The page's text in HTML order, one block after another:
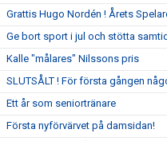
Grattis Hugo Nordén ! Årets
Ge bort sport i jul och stötta
Kalle "målares" Nilssons pris
SLUTSÅLT ! För första gången
Ett år som seniortränare
Första nyförvärvet på damsidan!